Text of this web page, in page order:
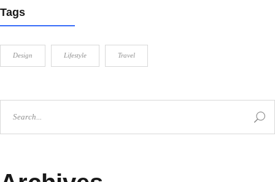
Tags
Design Lifestyle Travel